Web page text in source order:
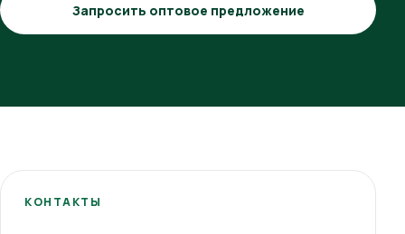
Запросить оптовое предложение
КОНТАКТЫ